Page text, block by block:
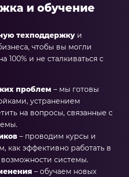
и обучение
техподдержку и
чтобы вы могли
100% и не сталкиваться с
проблем – мы готовы
устранением
на вопросы, связанные с
– проводим курсы и
как эффективно работать в
возможности системы.
– обучаем новых